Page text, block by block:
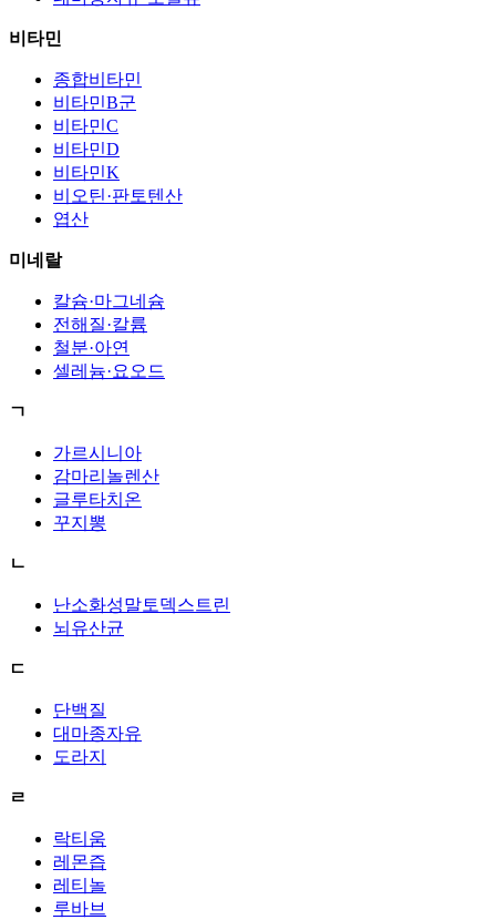
비타민
종합비타민
비타민B군
비타민C
비타민D
비타민K
비오틴·판토텐산
엽산
미네랄
칼슘·마그네슘
전해질·칼륨
철분·아연
셀레늄·요오드
ㄱ
가르시니아
감마리놀렌산
글루타치온
꾸지뽕
ㄴ
난소화성말토덱스트린
뇌유산균
ㄷ
단백질
대마종자유
도라지
ㄹ
락티움
레몬즙
레티놀
루바브